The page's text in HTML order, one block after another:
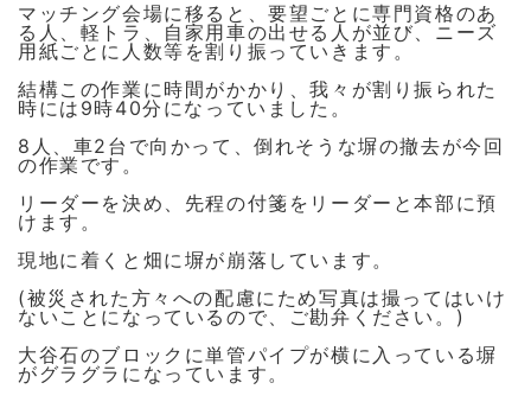
マッチング会場に移ると、要望ごとに専門資格のあ
る人、軽トラ、自家用車の出せる人が並び、ニーズ
用紙ごとに人数等を割り振っていきます。
結構この作業に時間がかかり、我々が割り振られた
時には9時40分になっていました。
8人、車2台で向かって、倒れそうな塀の撤去が今回
の作業です。
リーダーを決め、先程の付箋をリーダーと本部に預
けます。
現地に着くと畑に塀が崩落しています。
(被災された方々への配慮にため写真は撮ってはいけ
ないことになっているので、ご勘弁ください。)
大谷石のブロックに単管パイプが横に入っている塀
がグラグラになっています。